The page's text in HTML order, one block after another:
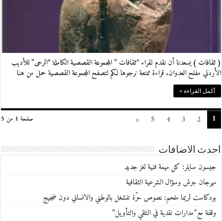
( ثقافات ) يسعدنا أن نقدم لقراء “ثقافات ” المجموعة القصصية الكاملة “الرحى” للأديب
الأردني مفلح العدوان. قراءة ممتعة نرجوها لكم لتصفح المجموعة القصصية حمل من هنا
أكمل القراءة »
صفحة 1 من 5 1
2
3
4
5
»
احدث الاضافات
جيسون سايلر: كل مهمة فنية لغز جديد
مهرجان جرش وسؤال الشرعية الثقافية
بودكاست لريما ملحم: نصوص حرّة تنشغل بالوطني والانساني دون ضجيج
وقفة مع”مدارات نقدية في التلقي والتأويل”